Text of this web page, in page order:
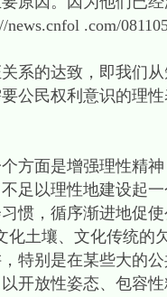
.com/
系的达致，即我们
公民权利意识的理
面是增强理性精神
足以理性地建设起
惯，循序渐进地促
化土壤、文化传统
特别是在某些大的
开放性姿态、包容